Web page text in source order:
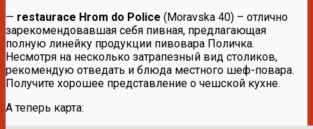
— restaurace Hrom do Police (Moravska 40) – отлично
зарекомендовавшая себя пивная, предлагающая
полную линейку продукции пивовара Поличка.
Несмотря на несколько затрапезный вид столиков,
рекомендую отведать и блюда местного шеф-повара.
Получите хорошее представление о чешской кухне.
А теперь карта: